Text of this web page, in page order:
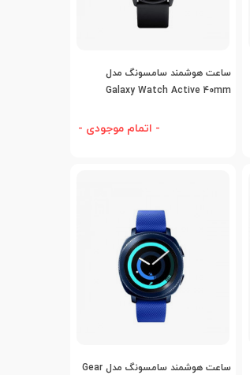
اضافه به مقایسه
ساعت هوشمند سامسونگ مدل
Galaxy Watch Active 40mm
- اتمام موجودی -
اضافه به مقایسه
ساعت هوشمند سامسونگ مدل Gear